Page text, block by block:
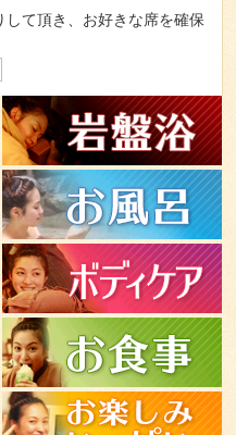
て頂き、お好きな席を確保